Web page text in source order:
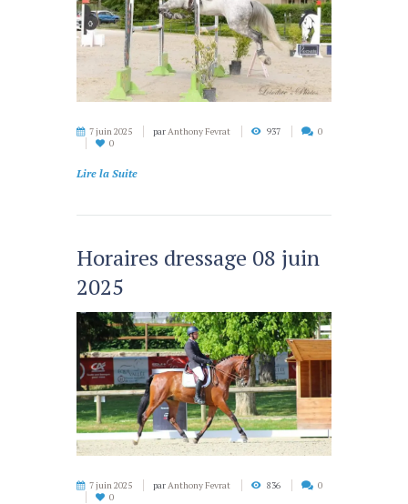
7 juin 2025 parAnthony Fevrat 937
0
0
Lire la Suite
Horaires dressage 08 juin
2025
7 juin 2025 parAnthony Fevrat 836
0
0